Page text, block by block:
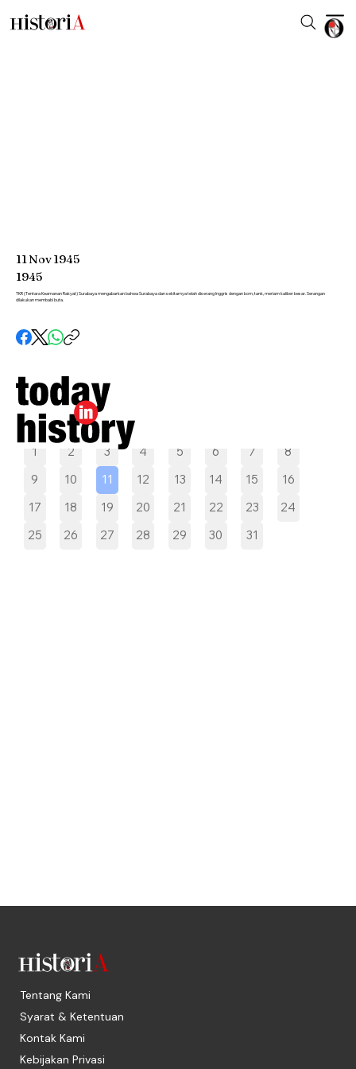
Pilih tanggal
1 2 3 4 5 6 7
8
9
10 11 12 13 14 15
16
17
18 19 20 21 22 23
24
25
26 27 28 29 30 31
11Nov1945
1945
TKR (Tentara Keamanan Rakyat) Surabaya mengabarkan bahwa Surabaya dan sekitarnya telah diserang Inggris dengan bom, tank, meriam kaliber besar. Serangan
dilakukan membabi buta.
Tentang Kami
Syarat & Ketentuan
Kontak Kami
Kebijakan Privasi